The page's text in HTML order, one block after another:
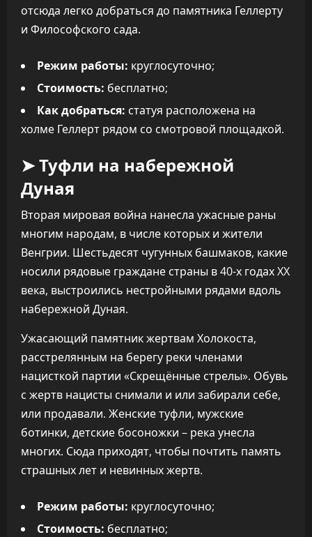
отсюда легко добраться до памятника Геллерту
и Философского сада.
Режим работы: круглосуточно;
Стоимость: бесплатно;
Как добраться: статуя расположена на
холме Геллерт рядом со смотровой площадкой.
➤ Туфли на набережной
Дуная
Вторая мировая война нанесла ужасные раны
многим народам, в числе которых и жители
Венгрии. Шестьдесят чугунных башмаков, какие
носили рядовые граждане страны в 40-х годах XX
века, выстроились нестройными рядами вдоль
набережной Дуная.
Ужасающий памятник жертвам Холокоста,
расстрелянным на берегу реки членами
нацисткой партии «Скрещённые стрелы». Обувь
с жертв нацисты снимали и или забирали себе,
или продавали. Женские туфли, мужские
ботинки, детские босоножки – река унесла
многих. Сюда приходят, чтобы почтить память
страшных лет и невинных жертв.
Режим работы: круглосуточно;
Стоимость: бесплатно;